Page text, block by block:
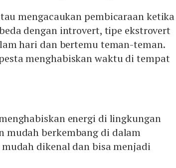
mengacaukan pembicaraan ketika
dengan introvert, tipe ekstrovert
hari dan bertemu teman-teman.
menghabiskan waktu di tempat
energi di lingkungan
mudah berkembang di dalam
dikenal dan bisa menjadi